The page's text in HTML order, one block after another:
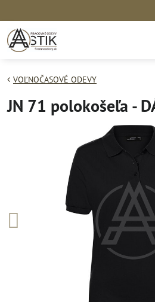
VOĽNOČASOVÉ ODEVY
JN 71 polokošeľa -